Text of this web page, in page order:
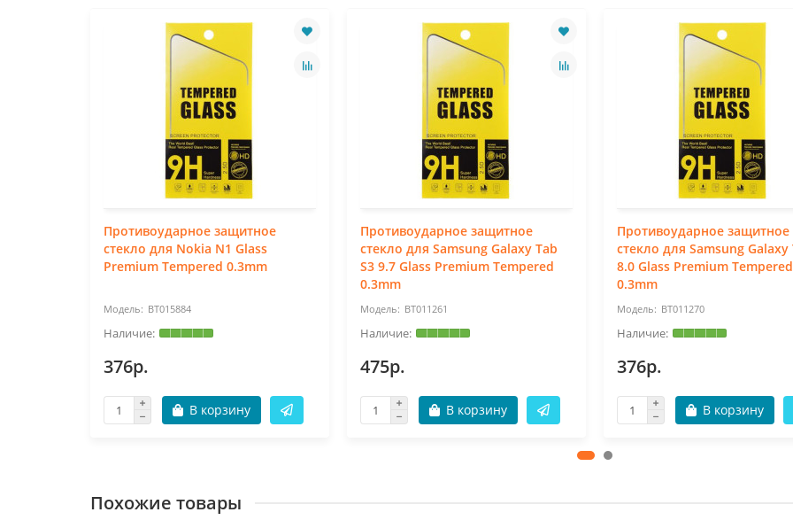
Противоударное защитное
стекло для Nokia N1 Glass
Premium Tempered 0.3mm
BT015884
376р.
В корзину
Противоударное защитное
стекло для Samsung Galaxy Tab
S3 9.7 Glass Premium Tempered
0.3mm
BT011261
475р.
В корзину
Противоударное защитное
стекло для Samsung Galaxy
8.0 Glass Premium Tempered
0.3mm
BT011270
376р.
В корзину
Похожие товары